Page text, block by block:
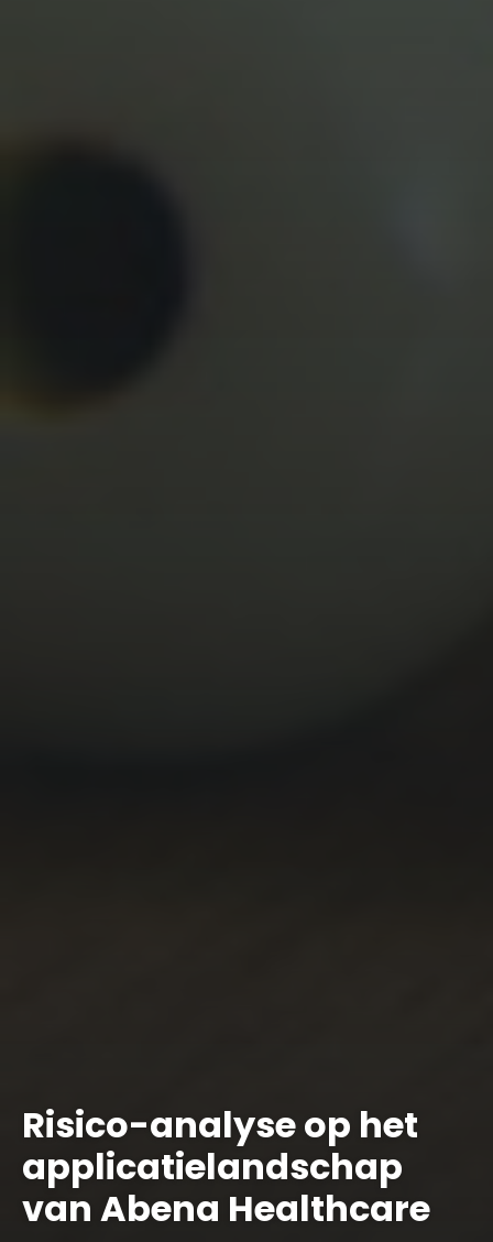
Risico-analyse op het
applicatielandschap
van Abena Healthcare